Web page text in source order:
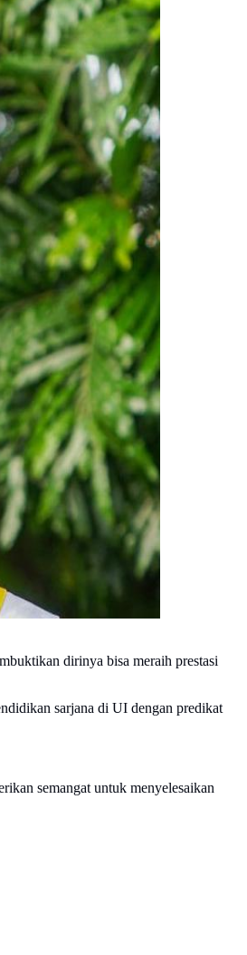
dirinya bisa meraih prestasi
sarjana di UI dengan predikat
semangat untuk menyelesaikan